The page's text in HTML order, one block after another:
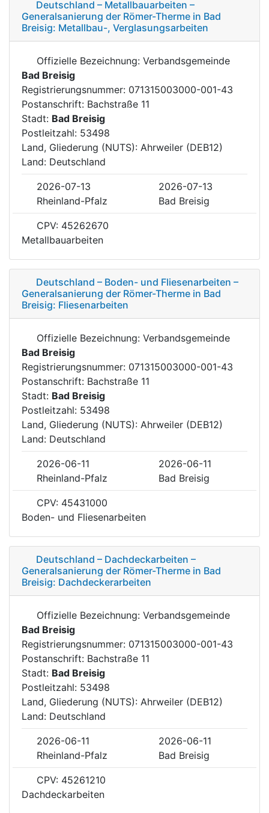
Deutschland – Metallbauarbeiten –
Generalsanierung der Römer-Therme in Bad
Breisig: Metallbau-, Verglasungsarbeiten
Offizielle Bezeichnung: Verbandsgemeinde
Bad Breisig
Registrierungsnummer: 071315003000-001-43
Postanschrift: Bachstraße 11
Stadt: Bad Breisig
Postleitzahl: 53498
Land, Gliederung (NUTS): Ahrweiler (DEB12)
Land: Deutschland
2026-07-13
2026-07-13
Rheinland-Pfalz
Bad Breisig
CPV: 45262670
Metallbauarbeiten
Deutschland – Boden- und Fliesenarbeiten –
Generalsanierung der Römer-Therme in Bad
Breisig: Fliesenarbeiten
Offizielle Bezeichnung: Verbandsgemeinde
Bad Breisig
Registrierungsnummer: 071315003000-001-43
Postanschrift: Bachstraße 11
Stadt: Bad Breisig
Postleitzahl: 53498
Land, Gliederung (NUTS): Ahrweiler (DEB12)
Land: Deutschland
2026-06-11
2026-06-11
Rheinland-Pfalz
Bad Breisig
CPV: 45431000
Boden- und Fliesenarbeiten
Deutschland – Dachdeckarbeiten –
Generalsanierung der Römer-Therme in Bad
Breisig: Dachdeckerarbeiten
Offizielle Bezeichnung: Verbandsgemeinde
Bad Breisig
Registrierungsnummer: 071315003000-001-43
Postanschrift: Bachstraße 11
Stadt: Bad Breisig
Postleitzahl: 53498
Land, Gliederung (NUTS): Ahrweiler (DEB12)
Land: Deutschland
2026-06-11
2026-06-11
Rheinland-Pfalz
Bad Breisig
CPV: 45261210
Dachdeckarbeiten